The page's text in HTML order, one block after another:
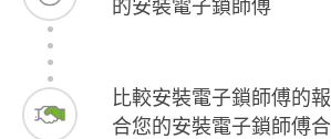
的安裝電子鎖師傅
比較安裝電子鎖師傅的
合您的安裝電子鎖師傅